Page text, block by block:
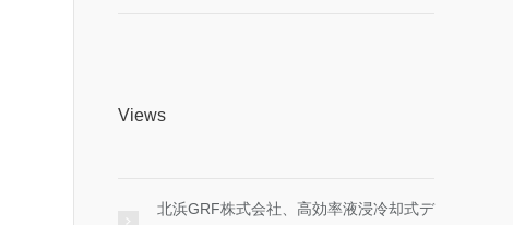
Views
北浜GRF株式会社、高効率液浸冷却式デ